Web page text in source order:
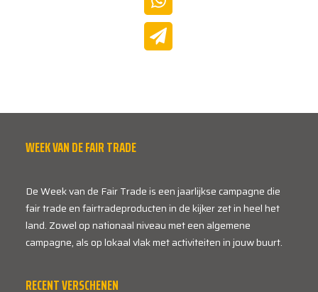
WEEK VAN DE FAIR TRADE
De Week van de Fair Trade is een jaarlijkse campagne die
fair trade en fairtradeproducten in de kijker zet in heel het
land. Zowel op nationaal niveau met een algemene
campagne, als op lokaal vlak met activiteiten in jouw buurt.
RECENT VERSCHENEN